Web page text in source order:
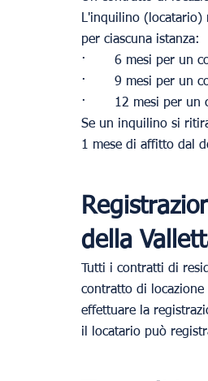
L'inquilino (locatario)
per ciascuna istanza:
·       6 mesi per un
·       9 mesi per un
·       12 mesi per un
Se un inquilino si
1 mese di affitto dal
della
Tutti i contratti di
contratto di
effettuare la
il locatario può